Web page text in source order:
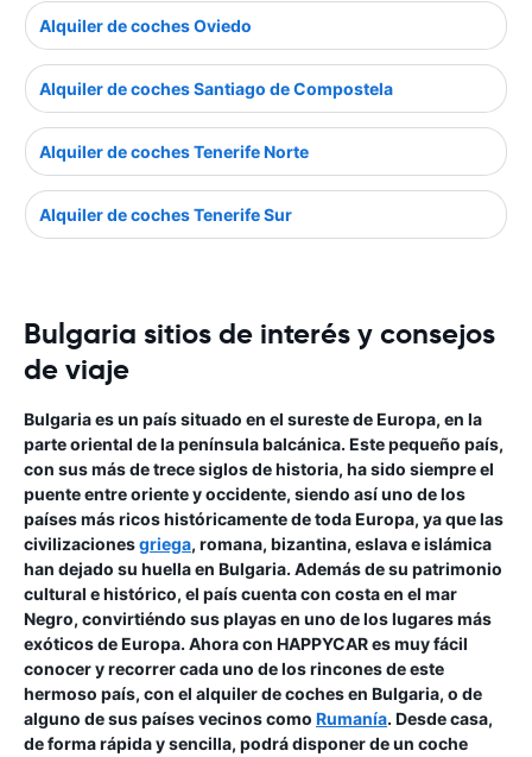
Alquiler de coches Oviedo
Alquiler de coches Santiago de Compostela
Alquiler de coches Tenerife Norte
Alquiler de coches Tenerife Sur
Bulgaria sitios de interés y consejos
de viaje
Bulgaria es un país situado en el sureste de Europa, en la
parte oriental de la península balcánica. Este pequeño país,
con sus más de trece siglos de historia, ha sido siempre el
puente entre oriente y occidente, siendo así uno de los
países más ricos históricamente de toda Europa, ya que las
civilizacionesgriega, romana, bizantina, eslava e islámica
han dejado su huella en Bulgaria. Además de su patrimonio
cultural e histórico, el país cuenta con costa en el mar
Negro, convirtiéndo sus playas en uno de los lugares más
exóticos de Europa. Ahora con HAPPYCAR es muy fácil
conocer y recorrer cada uno de los rincones de este
hermoso país, con el alquiler de coches en Bulgaria, o de
alguno de sus países vecinos como Rumanía. Desde casa,
de forma rápida y sencilla, podrá disponer de un coche